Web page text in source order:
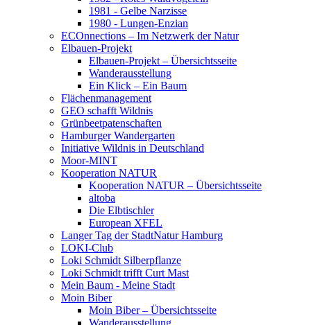
1981 - Gelbe Narzisse
1980 - Lungen-Enzian
ECOnnections – Im Netzwerk der Natur
Elbauen-Projekt
Elbauen-Projekt – Übersichtsseite
Wanderausstellung
Ein Klick – Ein Baum
Flächenmanagement
GEO schafft Wildnis
Grünbeetpatenschaften
Hamburger Wandergarten
Initiative Wildnis in Deutschland
Moor-MINT
Kooperation NATUR
Kooperation NATUR – Übersichtsseite
altoba
Die Elbtischler
European XFEL
Langer Tag der StadtNatur Hamburg
LOKI-Club
Loki Schmidt Silberpflanze
Loki Schmidt trifft Curt Mast
Mein Baum - Meine Stadt
Moin Biber
Moin Biber – Übersichtsseite
Wanderausstellung